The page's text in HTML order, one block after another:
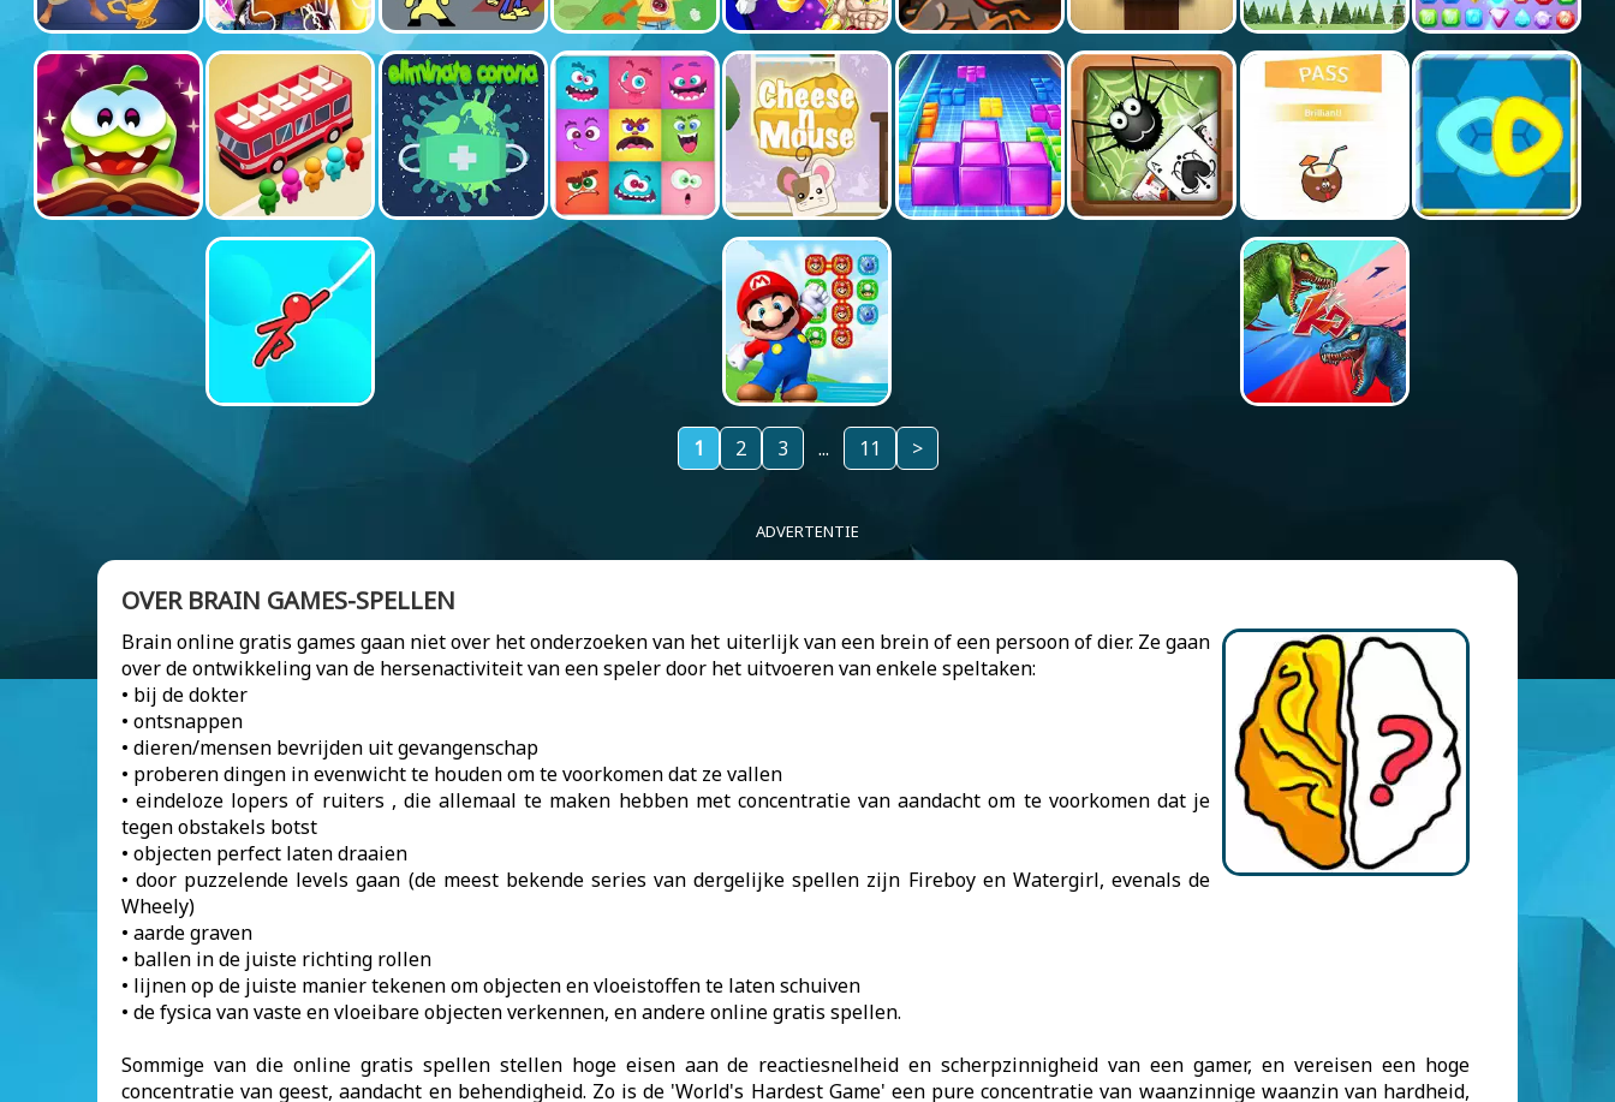
1 2 3 ... 11 >
ADVERTENTIE
OVER BRAIN GAMES-SPELLEN
Brain online gratis games gaan niet over het onderzoeken van het uiterlijk van een brein of een persoon of dier. Ze gaan
over de ontwikkeling van de hersenactiviteit van een speler door het uitvoeren van enkele speltaken:
• bij de dokter
• ontsnappen
• dieren/mensen bevrijden uit gevangenschap
• proberen dingen in evenwicht te houden om te voorkomen dat ze vallen
• eindeloze lopers of ruiters , die allemaal te maken hebben met concentratie van aandacht om te voorkomen dat je
tegen obstakels botst
• objecten perfect laten draaien
• door puzzelende levels gaan (de meest bekende series van dergelijke spellen zijn Fireboy en Watergirl, evenals de
Wheely)
• aarde graven
• ballen in de juiste richting rollen
• lijnen op de juiste manier tekenen om objecten en vloeistoffen te laten schuiven
• de fysica van vaste en vloeibare objecten verkennen, en andere online gratis spellen.
Sommige van die online gratis spellen stellen hoge eisen aan de reactiesnelheid en scherpzinnigheid van een gamer, en vereisen een hoge
concentratie van geest, aandacht en behendigheid. Zo is de 'World's Hardest Game' een pure concentratie van waanzinnige waanzin van hardheid,